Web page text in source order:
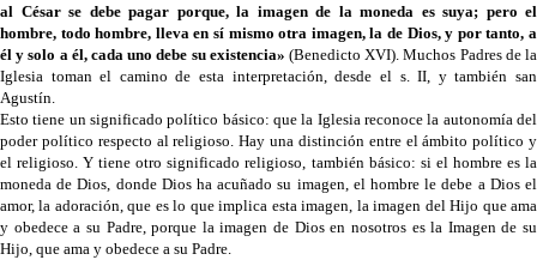
al César se debe pagar porque, la imagen de la moneda es suya; pero el
hombre, todo hombre, lleva en sí mismo otra imagen, la de Dios, y por tanto, a
él y solo a él, cada uno debe su existencia» (Benedicto XVI). Muchos Padres de la
Iglesia toman el camino de esta interpretación, desde el s. II, y también san
Agustín.
Esto tiene un significado político básico: que la Iglesia reconoce la autonomía del
poder político respecto al religioso. Hay una distinción entre el ámbito político y
el religioso. Y tiene otro significado religioso, también básico: si el hombre es la
moneda de Dios, donde Dios ha acuñado su imagen, el hombre le debe a Dios el
amor, la adoración, que es lo que implica esta imagen, la imagen del Hijo que ama
y obedece a su Padre, porque la imagen de Dios en nosotros es la Imagen de su
Hijo, que ama y obedece a su Padre.